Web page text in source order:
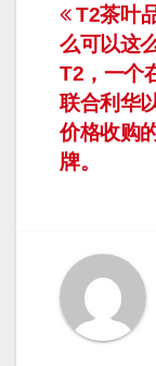
文
章
导
航
T2茶叶
么可以这
T2，一个
联合利华
价格收购
牌。